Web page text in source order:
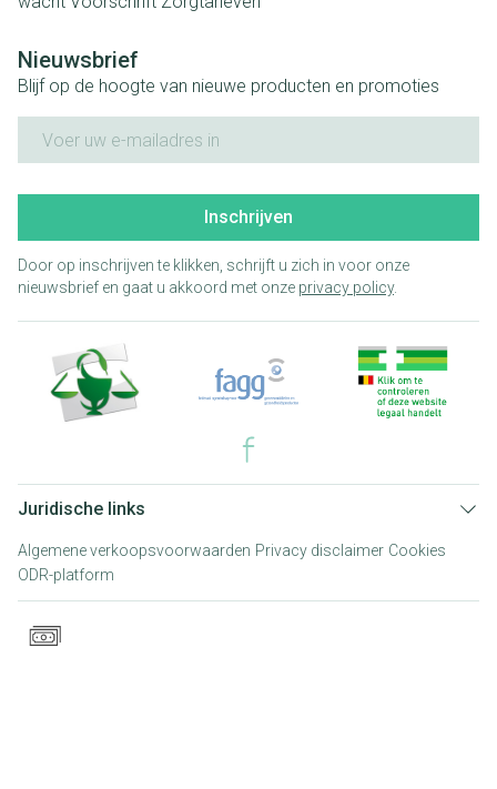
Nieuwsbrief
Blijf op de hoogte van nieuwe producten en promoties
Inschrijven
Door op inschrijven te klikken, schrijft u zich in voor onze
nieuwsbrief en gaat u akkoord met onze privacy policy.
Juridische links
Algemene verkoopsvoorwaarden Privacy disclaimer Cookies
ODR-platform